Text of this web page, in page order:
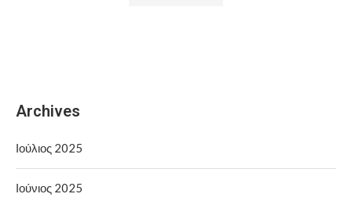
Archives
Ιούλιος 2025
Ιούνιος 2025